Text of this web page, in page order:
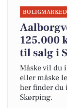
BOLIGMARKED
125.000
til salg i
Måske vil du
eller måske
her finder du
Skørping.